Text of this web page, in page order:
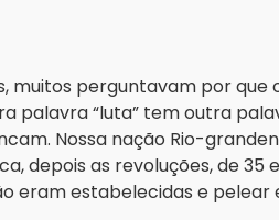
muitos perguntavam por que
palavra “luta” tem outra
Nossa nação Rio-
depois as revoluções, de 35
eram estabelecidas e